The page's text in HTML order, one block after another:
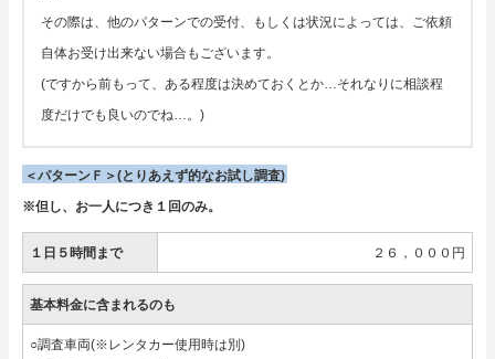
その際は、他のパターンでの受付、もしくは状況によっては、ご依頼
自体お受け出来ない場合もございます。
(ですから前もって、ある程度は決めておくとか…それなりに相談程
度だけでも良いのでね…。)
＜パターンＦ＞(とりあえず的なお試し調査)
※但し、お一人につき１回のみ。
１日５時間まで ２６，０００円
基本料金に含まれるのも
○調査車両(※レンタカー使用時は別)